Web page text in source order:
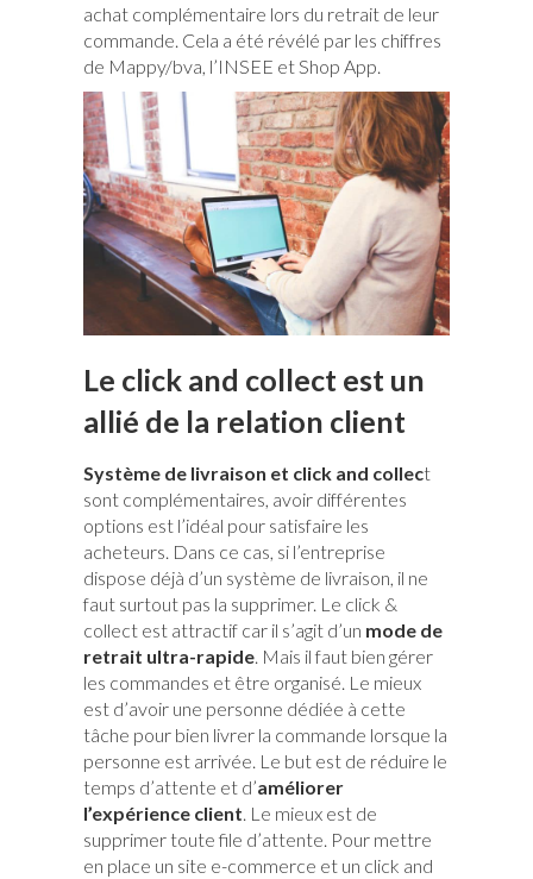
achat complémentaire lors du retrait de leur
commande. Cela a été révélé par les chiffres
de Mappy/bva, l’INSEE et Shop App.
Le click and collect est un
allié de la relation client
Système de livraison et click and collect
sont complémentaires, avoir différentes
options est l’idéal pour satisfaire les
acheteurs. Dans ce cas, si l’entreprise
dispose déjà d’un système de livraison, il ne
faut surtout pas la supprimer. Le click &
collect est attractif car il s’agit d’un mode de
retrait ultra-rapide. Mais il faut bien gérer
les commandes et être organisé. Le mieux
est d’avoir une personne dédiée à cette
tâche pour bien livrer la commande lorsque la
personne est arrivée. Le but est de réduire le
temps d’attente et d’améliorer
l’expérience client. Le mieux est de
supprimer toute file d’attente. Pour mettre
en place un site e-commerce et un click and